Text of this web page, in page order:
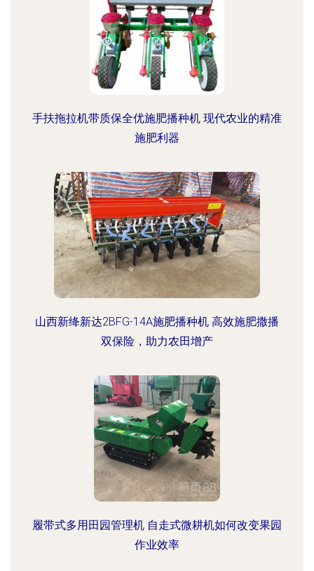
手扶拖拉机带质保全优施肥播种机 现代农业的精准
施肥利器
山西新绛新达2BFG-14A施肥播种机 高效施肥撒播
双保险，助力农田增产
履带式多用田园管理机 自走式微耕机如何改变果园
作业效率